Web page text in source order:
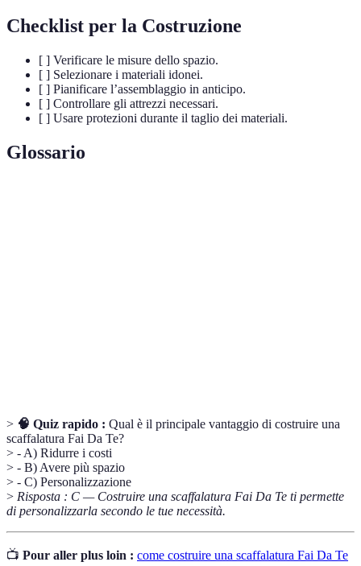
Checklist per la Costruzione
[ ] Verificare le misure dello spazio.
[ ] Selezionare i materiali idonei.
[ ] Pianificare l’assemblaggio in anticipo.
[ ] Controllare gli attrezzi necessari.
[ ] Usare protezioni durante il taglio dei materiali.
Glossario
> 🧠 Quiz rapido : Qual è il principale vantaggio di costruire una
scaffalatura Fai Da Te?
> - A) Ridurre i costi
> - B) Avere più spazio
> - C) Personalizzazione
> Risposta : C — Costruire una scaffalatura Fai Da Te ti permette
di personalizzarla secondo le tue necessità.
📺 Pour aller plus loin : come costruire una scaffalatura Fai Da Te